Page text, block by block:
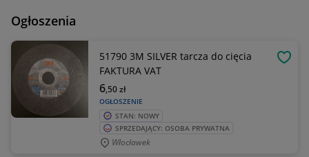
Ogłoszenia
51790 3M SILVER tarcza do cięcia
FAKTURA VAT
OGŁOSZENIE
6,50zł
STAN: NOWY
SPRZEDAJĄCY: OSOBA PRYWATNA
Włocławek